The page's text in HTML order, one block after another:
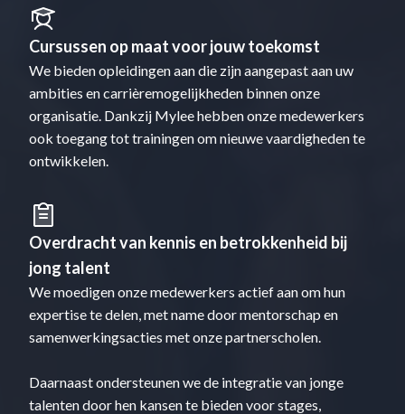
Cursussen op maat voor jouw toekomst
We bieden opleidingen aan die zijn aangepast aan uw
ambities en carrièremogelijkheden binnen onze
organisatie. Dankzij Mylee hebben onze medewerkers
ook toegang tot trainingen om nieuwe vaardigheden te
ontwikkelen.
Overdracht van kennis en betrokkenheid bij
jong talent
We moedigen onze medewerkers actief aan om hun
expertise te delen, met name door mentorschap en
samenwerkingsacties met onze partnerscholen.
Daarnaast ondersteunen we de integratie van jonge
talenten door hen kansen te bieden voor stages,